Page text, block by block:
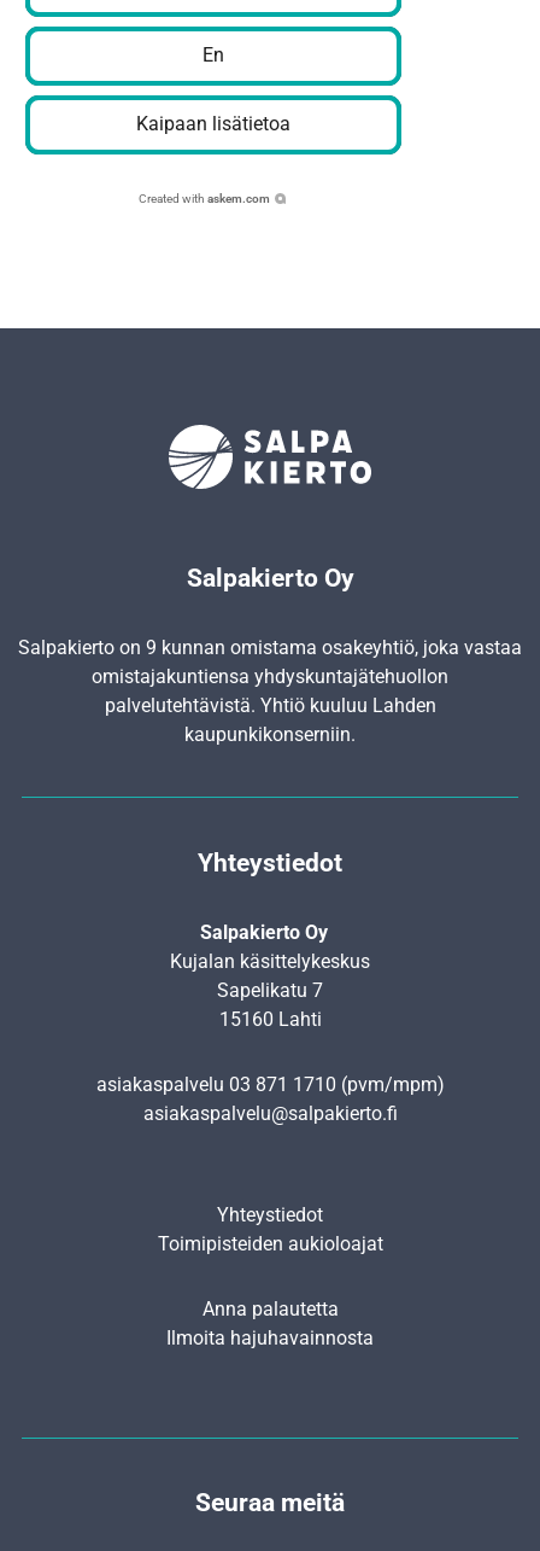
En
Kaipaan lisätietoa
Created with askem.com
Salpakierto Oy
Salpakierto on 9 kunnan omistama osakeyhtiö, joka vastaa
omistajakuntiensa yhdyskunta­jätehuollon
palvelutehtävistä. Yhtiö kuuluu Lahden
kaupunkikonserniin.
Yhteystiedot
Salpakierto Oy
Kujalan käsittelykeskus
Sapelikatu 7
15160 Lahti
asiakaspalvelu 03 871 1710 (pvm/mpm)
asiakaspalvelu@salpakierto.fi
Yhteystiedot
Toimipisteiden aukioloajat
Anna palautetta
Ilmoita hajuhavainnosta
Seuraa meitä